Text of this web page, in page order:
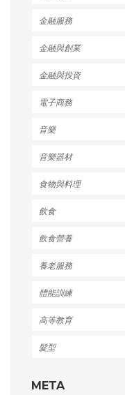
金融服務
金融與創業
金融與投資
電子商務
音樂
音樂器材
食物與料理
飲食
飲食營養
養老服務
體能訓練
高等教育
髮型
META